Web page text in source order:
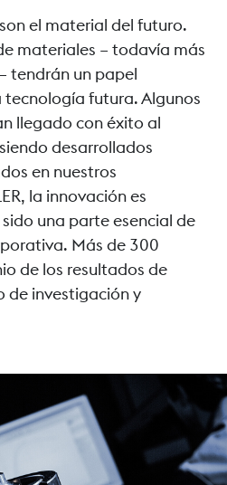
el material del futuro.
materiales – todavía más
tendrán un papel
futura. Algunos
llegado con éxito al
desarrollados
en nuestros
la innovación es
una parte esencial de
Más de 300
de los resultados de
de investigación y